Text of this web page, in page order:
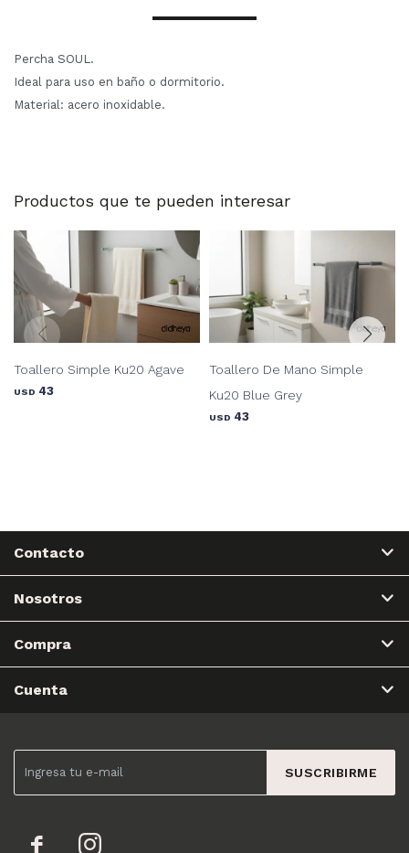
Percha SOUL.
Ideal para uso en baño o dormitorio.
Material: acero inoxidable.
Productos que te pueden interesar
Toallero Simple Ku20 Agave
USD 43
Toallero De Mano Simple
Ku20 Blue Grey
USD 43
SUSCRIBIRME
 
Contacto
Nosotros
Compra
Cuenta